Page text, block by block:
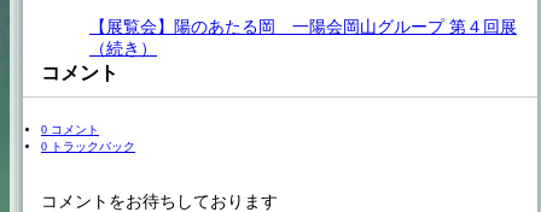
【展覧会】陽のあたる岡 一陽会岡山グループ 第４回展
（続き）
コメント
0 コメント
0 トラックバック
コメントをお待ちしております